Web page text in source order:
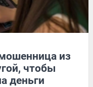
из
чтобы
деньги